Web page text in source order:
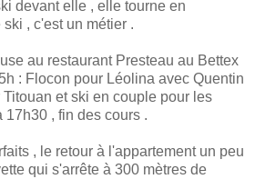
devant elle , elle tourne en
, c'est un métier .
au restaurant Presteau au Bettex
: Flocon pour Léolina avec Quentin
et ski en couple pour les
, fin des cours .
, le retour à l'appartement un peu
qui s'arrête à 300 mètres de